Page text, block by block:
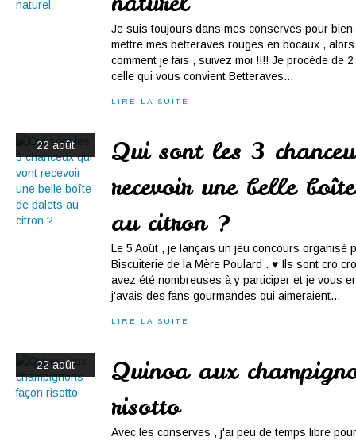
Je suis toujours dans mes conserves pour
mettre mes betteraves rouges en bocaux ,
comment je fais , suivez moi !!!! Je procède de
celle qui vous convient Betteraves...
LIRE LA SUITE
22 août
Qui sont les 3
recevoir une belle
au citron ?
Le 5 Août , je lançais un jeu concours organisé
Biscuiterie de la Mère Poulard . ♥ Ils sont cro
avez été nombreuses à y participer et je vous
j'avais des fans gourmandes qui aimeraient...
LIRE LA SUITE
22 août
Quinoa aux
risotto
Avec les conserves , j'ai peu de temps libre